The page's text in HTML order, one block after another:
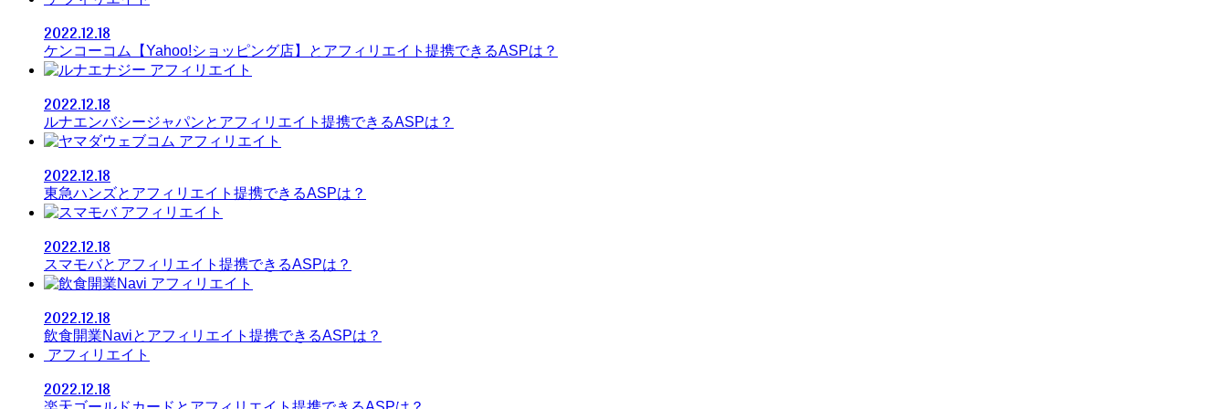
2022.12.18
ケンコーコム【Yahoo!ショッピング店】とアフィリエイト提携できるASPは？
アフィリエイト
2022.12.18
ルナエンバシージャパンとアフィリエイト提携できるASPは？
アフィリエイト
2022.12.18
東急ハンズとアフィリエイト提携できるASPは？
アフィリエイト
2022.12.18
スマモバとアフィリエイト提携できるASPは？
アフィリエイト
2022.12.18
飲食開業Naviとアフィリエイト提携できるASPは？
アフィリエイト
2022.12.18